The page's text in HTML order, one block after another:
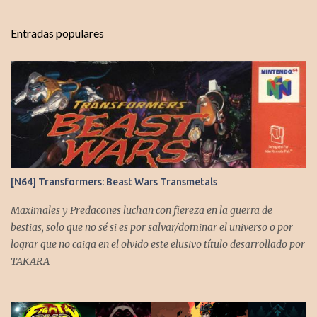
r
i
o
s
Entradas populares
[N64] Transformers: Beast Wars Transmetals
Maximales y Predacones luchan con fiereza en la guerra de
bestias, solo que no sé si es por salvar/dominar el universo o por
lograr que no caiga en el olvido este elusivo título desarrollado por
TAKARA